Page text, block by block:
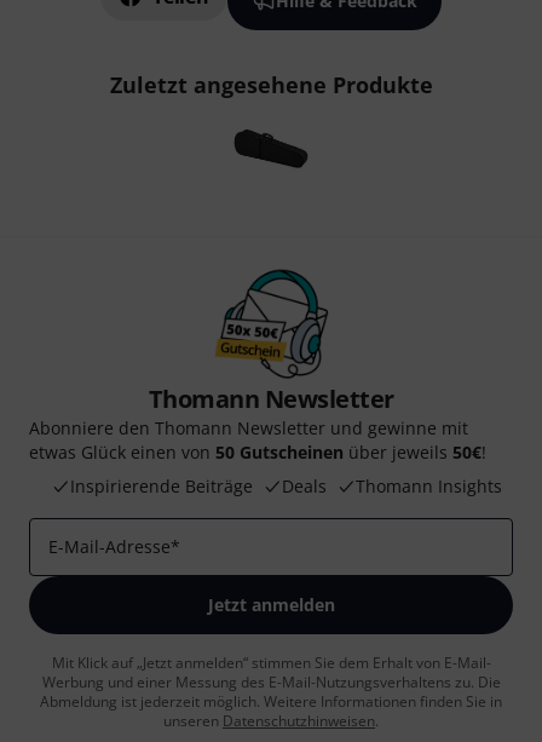
Zuletzt angesehene Produkte
Thomann Newsletter
Abonniere den Thomann Newsletter und gewinne mit
etwas Glück einen von 50 Gutscheinen über jeweils 50€!
Inspirierende Beiträge
Deals Thomann Insights
E-Mail-Adresse*
Jetzt anmelden
Mit Klick auf „Jetzt anmelden“ stimmen Sie dem Erhalt von E-Mail-
Werbung und einer Messung des E-Mail-Nutzungsverhaltens zu. Die
Abmeldung ist jederzeit möglich. Weitere Informationen finden Sie in
unseren Datenschutzhinweisen.